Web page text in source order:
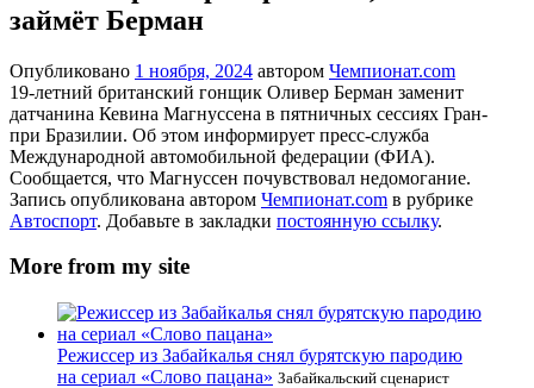
займёт Берман
Опубликовано 1 ноября, 2024 автором Чемпионат.com
19-летний британский гонщик Оливер Берман заменит
датчанина Кевина Магнуссена в пятничных сессиях Гран-
при Бразилии. Об этом информирует пресс-служба
Международной автомобильной федерации (ФИА).
Сообщается, что Магнуссен почувствовал недомогание.
Запись опубликована автором Чемпионат.com в рубрике
Автоспорт. Добавьте в закладки постоянную ссылку.
More from my site
Режиссер из Забайкалья снял бурятскую пародию
на сериал «Слово пацана» Забайкальский сценарист